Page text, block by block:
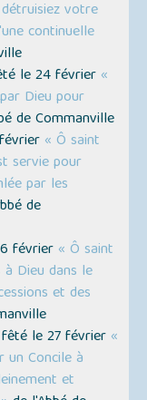
votre
continuelle
le 24 février «
Dieu pour
de Commanville
« Ô saint
servie pour
par les
de
février « Ô saint
Dieu dans le
et des
le 27 février «
un Concile à
et